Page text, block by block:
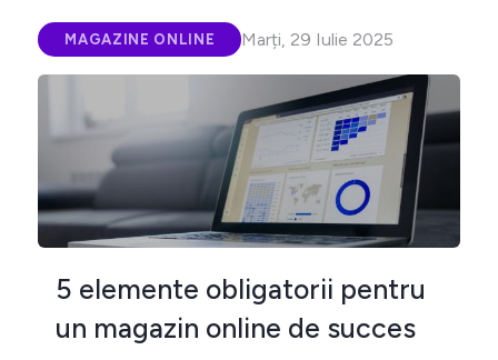
MAGAZINE ONLINE Marți, 29 Iulie 2025
5 elemente obligatorii pentru
un magazin online de succes